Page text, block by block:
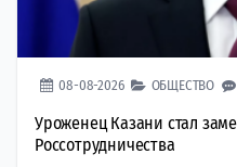
08-08-2026 ОБЩЕСТВО
Уроженец Казани стал
Россотрудничества